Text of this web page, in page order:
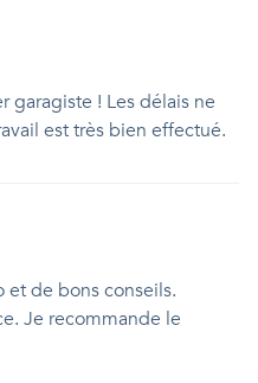
garagiste ! Les délais ne
est très bien effectué.
et de bons conseils.
Je recommande le